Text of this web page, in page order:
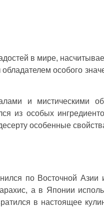
в мире,
особого
и мистическими
из особых
особенные
по Восточной Азии
а в Японии
в настоящее